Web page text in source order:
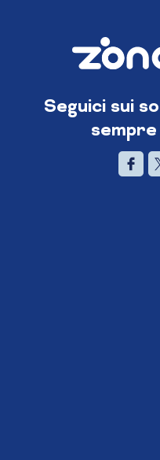
Seguici sui